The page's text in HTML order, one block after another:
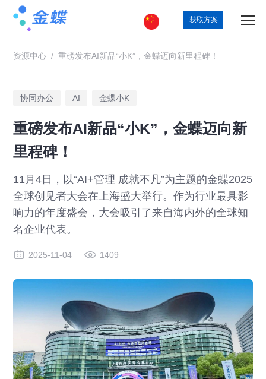
获取方案
资源中心 / 重磅发布AI新品“小K”，金蝶迈向新里程碑！
协同办公 AI 金蝶小K
重磅发布AI新品“小K”，金蝶迈向新
里程碑！
11月4日，以“AI+管理 成就不凡”为主题的金蝶2025
全球创见者大会在上海盛大举行。作为行业最具影
响力的年度盛会，大会吸引了来自海内外的全球知
名企业代表。
2025-11-04 1409